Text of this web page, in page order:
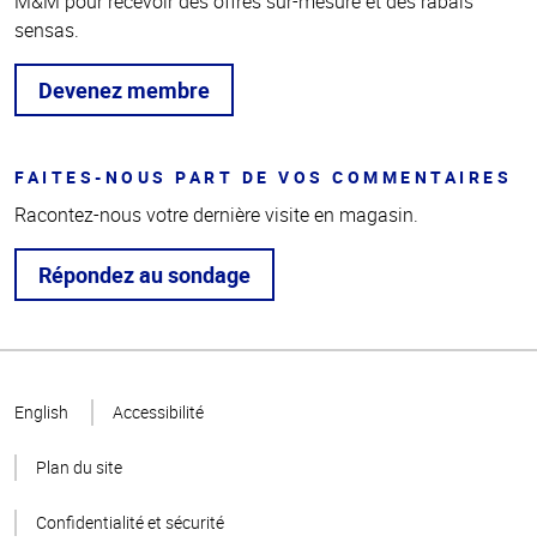
sensas.
Devenez membre
FAITES-NOUS PART DE VOS COMMENTAIRES
Racontez-nous votre dernière visite en magasin.
Répondez au sondage
page
English Accessibilité
Plan du site
Confidentialité et sécurité